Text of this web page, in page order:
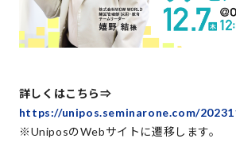
詳しくはこちら⇒
https://unipos.seminarone.com/
※UniposのWebサイトに遷移します。